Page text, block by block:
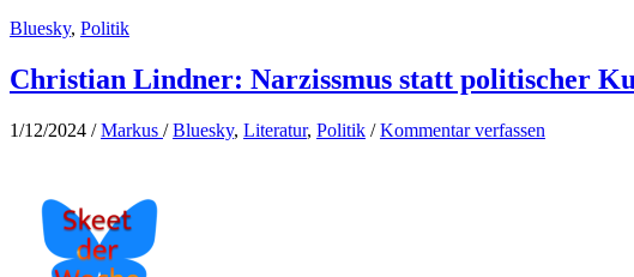
für
News
Bluesky, Politik
Christian Lindner: Narzissmus statt politischer
1/12/2024 /Markus /Bluesky, Literatur, Politik /Kommentar verfassen